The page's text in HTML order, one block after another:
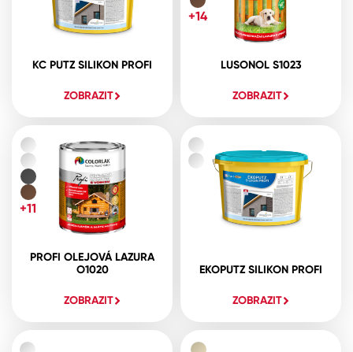
KC PUTZ SILIKON PROFI
ZOBRAZIT
LUSONOL S1023
ZOBRAZIT
+14
PROFI OLEJOVÁ LAZURA
O1020
ZOBRAZIT
+11
EKOPUTZ SILIKON PROFI
ZOBRAZIT